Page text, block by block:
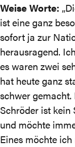
Weise Worte:
ist eine ganz
sofort ja zur
herausragend.
es waren zwei
hat heute ganz
schwer
Schröder ist kein
und möchte
Eines möchte